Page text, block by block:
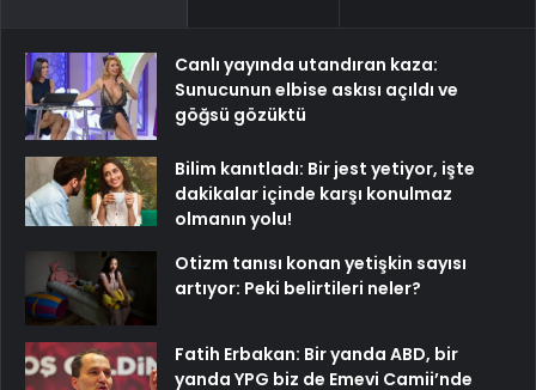
Canlı yayında utandıran kaza:
Sunucunun elbise askısı açıldı ve
göğsü gözüktü
Bilim kanıtladı: Bir jest yetiyor, işte
dakikalar içinde karşı konulmaz
olmanın yolu!
Otizm tanısı konan yetişkin sayısı
artıyor: Peki belirtileri neler?
Fatih Erbakan: Bir yanda ABD, bir
yanda YPG biz de Emevi Camii’nde